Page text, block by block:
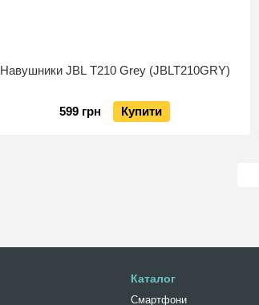
Навушники JBL T210 Grey (JBLT210GRY)
599 грн Купити
Каталог
Смартфони